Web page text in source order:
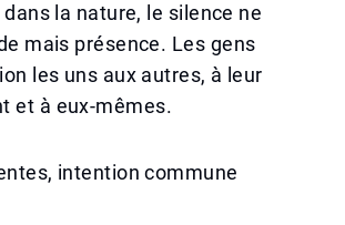
la nature, le silence ne
mais présence. Les gens
les uns aux autres, à leur
et à eux-mêmes.
intention commune